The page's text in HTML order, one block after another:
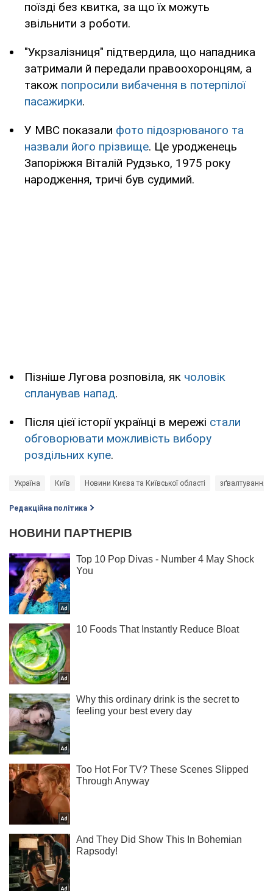
поїзді без квитка, за що їх можуть
звільнити з роботи.
"Укрзалізниця" підтвердила, що нападника
затримали й передали правоохоронцям, а
також попросили вибачення в потерпілої
пасажирки.
У МВС показали фото підозрюваного та
назвали його прізвище. Це уродженець
Запоріжжя Віталій Рудзько, 1975 року
народження, тричі був судимий.
Пізніше Лугова розповіла, як чоловік
спланував напад.
Після цієї історії українці в мережі стали
обговорювати можливість вибору
роздільних купе.
Україна Київ Новини Києва та Київської області зґвалтування
Редакційна політика